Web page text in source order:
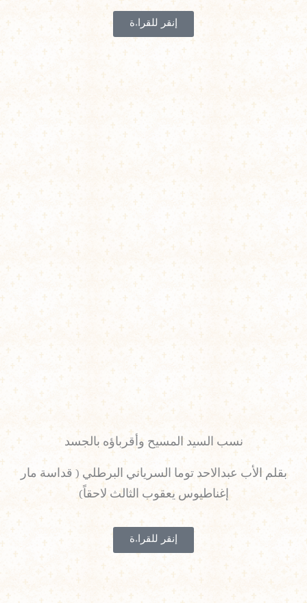
إنقر للقراءة
نسب السيد المسيح وأقرباؤه بالجسد
بقلم الأب عبدالاحد توما السرياني البرطلي ( قداسة مار
إغناطيوس يعقوب الثالث لاحقاً)
إنقر للقراءة